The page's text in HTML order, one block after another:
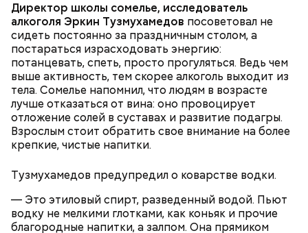
Директор школы сомелье, исследователь
алкоголя Эркин Тузмухамедов посоветовал не
сидеть постоянно за праздничным столом, а
постараться израсходовать энергию:
потанцевать, спеть, просто прогуляться. Ведь чем
выше активность, тем скорее алкоголь выходит из
тела. Сомелье напомнил, что людям в возрасте
лучше отказаться от вина: оно провоцирует
отложение солей в суставах и развитие подагры.
Взрослым стоит обратить свое внимание на более
крепкие, чистые напитки.
Тузмухамедов предупредил о коварстве водки.
— Это этиловый спирт, разведенный водой. Пьют
водку не мелкими глотками, как коньяк и прочие
благородные напитки, а залпом. Она прямиком
Святитель Николай дожил до глубокой старости и
скончался в середине IV века. По церковному
На Руси святителя Николая издавна считали
покровителем моряков, купцов и детей. Ему
молились и земледельцы — о хорошей погоде, о
добром урожае. Была поговорка: «Кто Николая
любит, кто Николаю служит, тому святой Николай
во всякий час помогает».
500 г помидоров;
150 г шпината;
50 г лиственного салата;
зелень петрушки, укропа;
1/2 стакана растительного масла;
100 г муки;
уксус по вкусу;
30 г сахара.